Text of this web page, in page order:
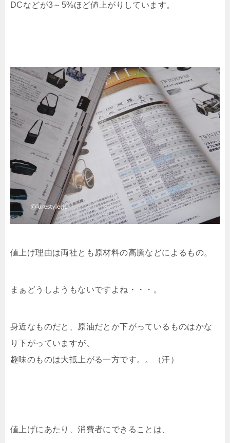
DCなどが3～5%ほど値上がりしています。
値上げ理由は両社とも原材料の高騰などによるもの。
まぁどうしようもないですよね・・・。
身近なものだと、原油だとか下がっているものはかな
り下がっていますが、
趣味のものは大抵上がる一方です。。（汗）
値上げにあたり、消費者にできることは、